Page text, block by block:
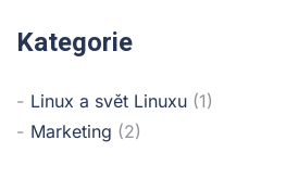
Kategorie
Linux a svět Linuxu (1)
Marketing (2)